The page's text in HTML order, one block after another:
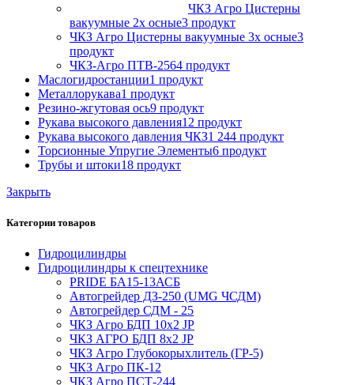
ЧКЗ Агро Цистерны
вакуумные 2х осные3 продукт
ЧКЗ Агро Цистерны вакуумные 3х осные3
продукт
ЧКЗ-Агро ПТВ-2564 продукт
Маслогидростанции1 продукт
Металлорукава1 продукт
Резино-жгутовая ось9 продукт
Рукава высокого давления12 продукт
Рукава высокого давления ЧКЗ1 244 продукт
Торсионные Упругие Элементы6 продукт
Трубы и штоки18 продукт
Закрыть
Категории товаров
Гидроцилиндры
Гидроцилиндры к спецтехнике
PRIDE БА15-13АСБ
Автогрейдер ДЗ-250 (UMG ЧСДМ)
Автогрейдер СДМ - 25
ЧКЗ Агро БДП 10х2 JP
ЧКЗ АГРО БДП 8х2 JP
ЧКЗ Агро Глубокорыхлитель (ГР-5)
ЧКЗ Агро ПК-12
ЧКЗ Агро ПСТ-244